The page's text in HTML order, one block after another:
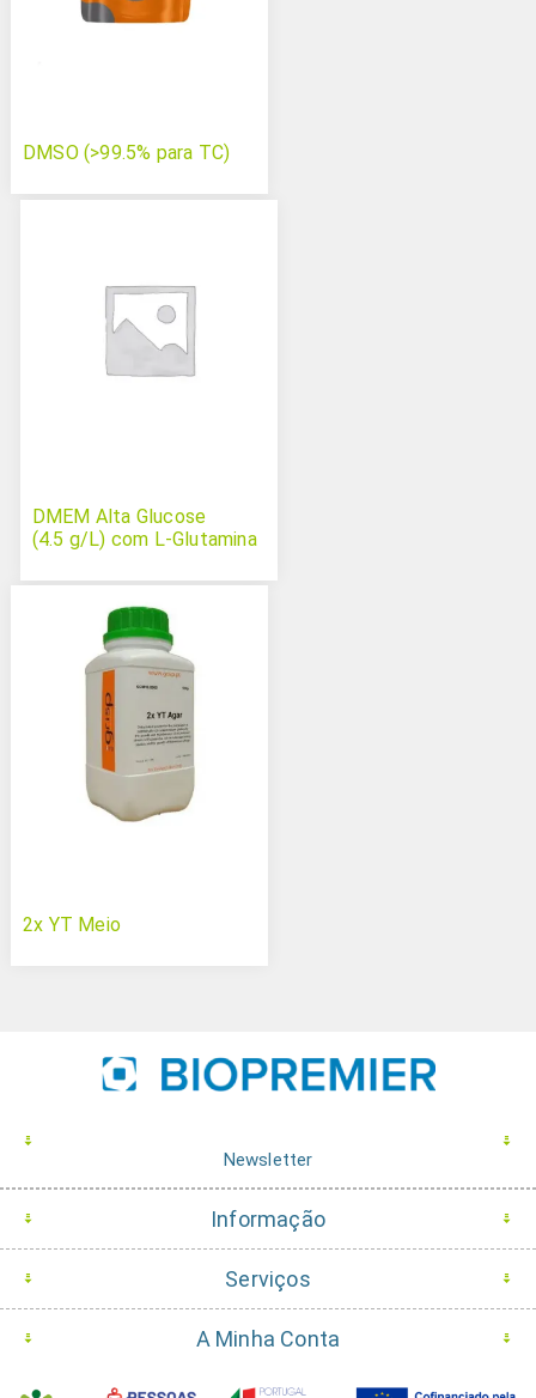
DMSO (>99.5% para TC)
DMEM Alta Glucose
(4.5 g/L) com L-Glutamina
2x YT Meio
Newsletter
Informação
Serviços
A Minha Conta